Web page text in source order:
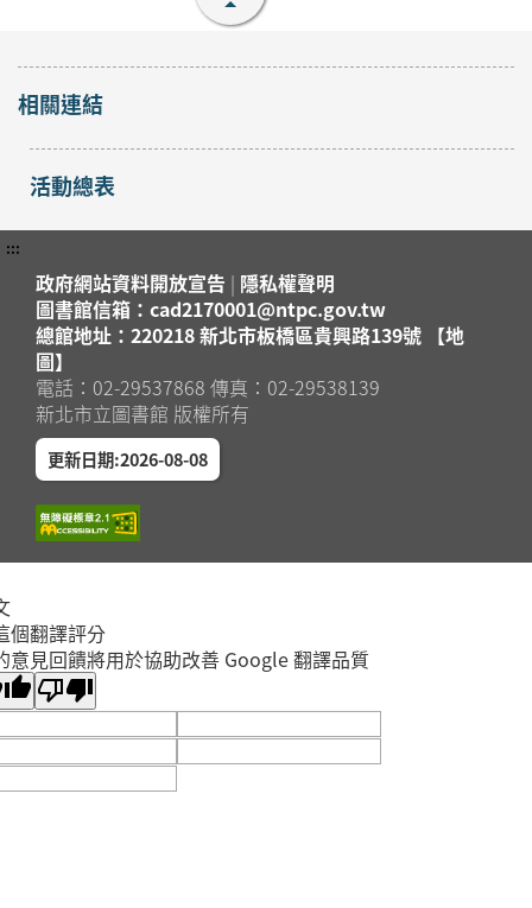
相關連結
活動總表
:::
政府網站資料開放宣告 | 隱私權聲明
圖書館信箱：cad2170001@ntpc.gov.tw
總館地址：220218 新北市板橋區貴興路139號 【地
圖】
電話：02-29537868 傳真：02-29538139
新北市立圖書館 版權所有
更新日期:2026-08-08
個翻譯評分
意見回饋將用於協助改善 Google 翻譯品質